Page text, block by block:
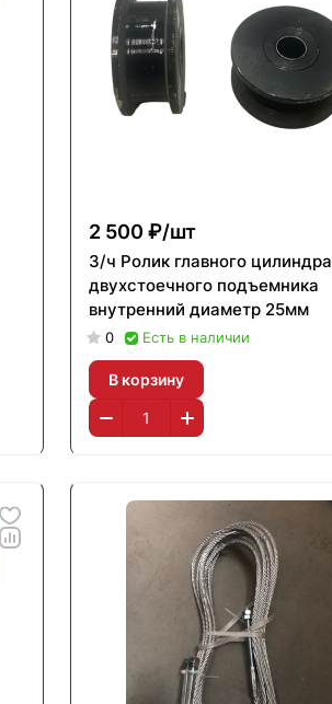
2 500 ₽/шт
З/ч Ролик главного цилиндра
двухстоечного подъемника
внутренний диаметр 25мм
0 Есть в наличии
В корзину